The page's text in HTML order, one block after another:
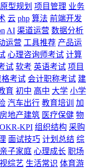
原型规划 项目管理 业务
云 php 算法 前端开发
AI 渠道运营 数据分析
运营 工具推荐 产品运
心理咨询师考试 计算
试 软考 英语考试 项目
考试 会计职称考试 建
育 初中 高中 大学 小学
汽车出行 教育培训
加
房地产建筑 医疗保健 物
OKR-KPI 组织结构 采购
面试技巧 计划总结 综
亲子家庭 心理成长 职场
综艺 生活常识 体育游